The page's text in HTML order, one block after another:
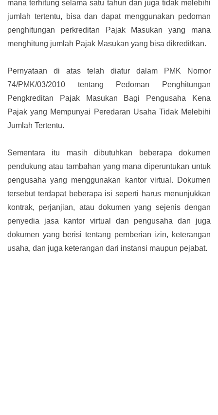
mana terhitung selama satu tahun dan juga tidak melebihi
jumlah tertentu, bisa dan dapat menggunakan pedoman
penghitungan perkreditan Pajak Masukan yang mana
menghitung jumlah Pajak Masukan yang bisa dikreditkan.
Pernyataan di atas telah diatur dalam PMK Nomor
74/PMK/03/2010 tentang Pedoman Penghitungan
Pengkreditan Pajak Masukan Bagi Pengusaha Kena
Pajak yang Mempunyai Peredaran Usaha Tidak Melebihi
Jumlah Tertentu.
Sementara itu masih dibutuhkan beberapa dokumen
pendukung atau tambahan yang mana diperuntukan untuk
pengusaha yang menggunakan kantor virtual. Dokumen
tersebut terdapat beberapa isi seperti harus menunjukkan
kontrak, perjanjian, atau dokumen yang sejenis dengan
penyedia jasa kantor virtual dan pengusaha dan juga
dokumen yang berisi tentang pemberian izin, keterangan
usaha, dan juga keterangan dari instansi maupun pejabat.